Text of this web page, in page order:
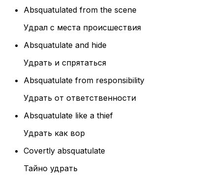
Absquatulated from the scene
Удрал с места происшествия
Absquatulate and hide
Удрать и спрятаться
Absquatulate from responsibility
Удрать от ответственности
Absquatulate like a thief
Удрать как вор
Covertly absquatulate
Тайно удрать